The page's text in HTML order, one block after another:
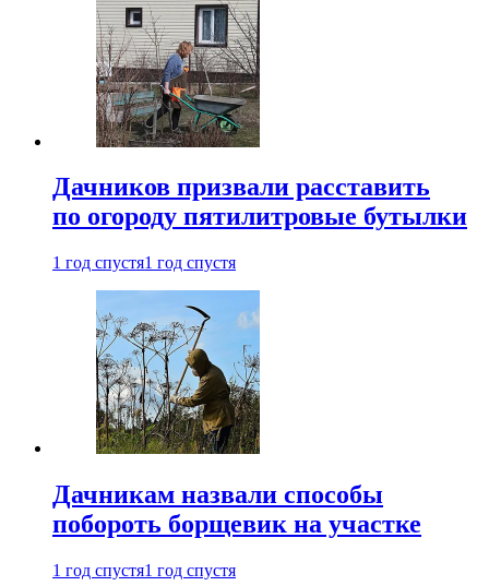
Дачников призвали расставить
по огороду пятилитровые бутылки
1 год спустя1 год спустя
Дачникам назвали способы
побороть борщевик на участке
1 год спустя1 год спустя